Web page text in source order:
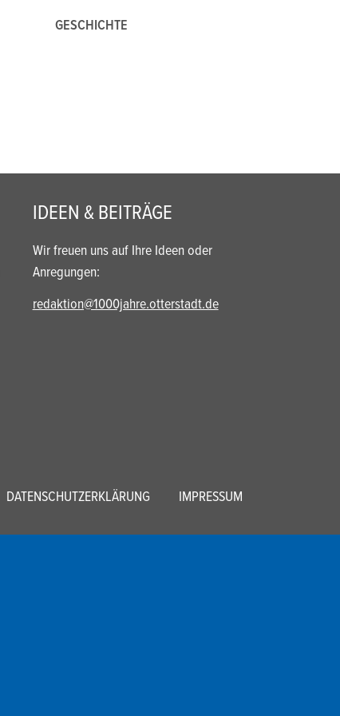
GESCHICHTE
IDEEN & BEITRÄGE
Wir freuen uns auf Ihre Ideen oder
Anregungen:
redaktion@1000jahre.otterstadt.de
DATENSCHUTZERKLÄRUNG IMPRESSUM